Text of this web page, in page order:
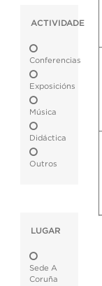
ACTIVIDADE
Conferencias
Exposicións
Música
Didáctica
Outros
LUGAR
Sede A
Coruña